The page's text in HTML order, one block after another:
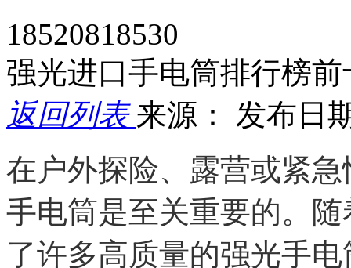
18520818530
强光进口手电筒排行榜前
返回列表来源： 发布日
在户外探险、露营或紧
手电筒是至关重要的。
了许多高质量的强光手